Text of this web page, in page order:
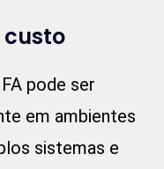
custo
pode ser
em ambientes
sistemas e